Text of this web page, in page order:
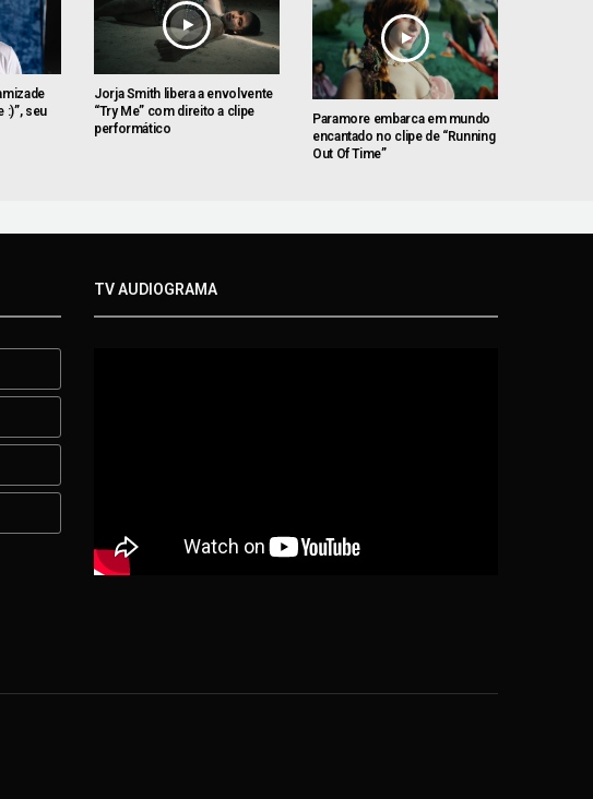
:)”, seu
Jorja Smith libera a envolvente
“Try Me” com direito a clipe
performático
Paramore embarca em mundo
encantado no clipe de “Running
Out Of Time”
TV AUDIOGRAMA